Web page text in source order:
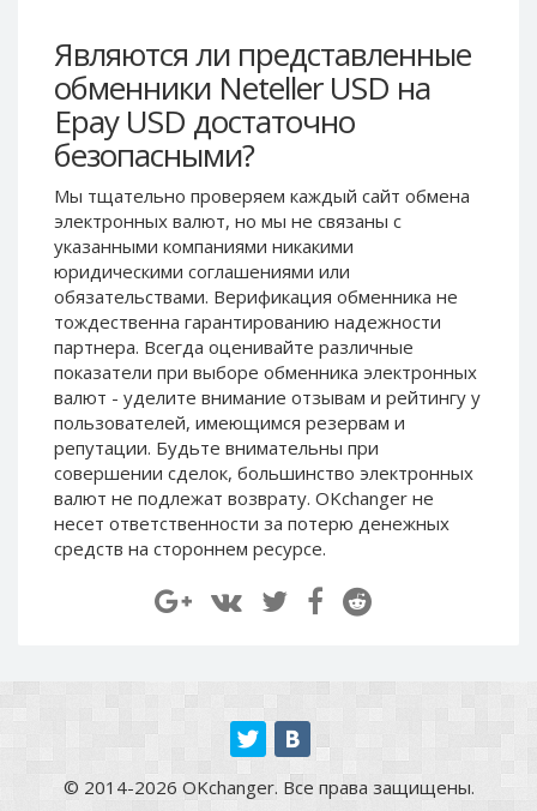
Являются ли представленные
обменники Neteller USD на
Epay USD достаточно
безопасными?
Мы тщательно проверяем каждый сайт обмена
электронных валют, но мы не связаны c
указанными компаниями никакими
юридическими соглашениями или
обязательствами. Верификация обменника не
тождественна гарантированию надежности
партнера. Всегда оценивайте различные
показатели при выборе обменника электронных
валют - уделите внимание отзывам и рейтингу у
пользователей, имеющимся резервам и
репутации. Будьте внимательны при
совершении сделок, большинство электронных
валют не подлежат возврату. OKchanger не
несет ответственности за потерю денежных
средств на стороннем ресурсе.
Neteller SEK
PaySera USD
PaySera EUR
PaySera PLN
AliPay CNY
UnionPay CNY
Paymer USD
Paymer RUB
Paymer UAH
Capitalist USD
Capitalist RUB
Capitalist EUR
Payoneer USD
Payoneer EUR
(BUSD)
Piastrix USD
Piastrix EUR
Neteller SEK
PaySera USD
PaySera EUR
AliPay CNY
UnionPay CNY
Paymer USD
Paymer RUB
Paymer UAH
Capitalist USD
Capitalist RUB
Capitalist EUR
Payoneer USD
Payoneer EUR
Revolut Binance USD
(BUSD)
Revolut USD
Global24 UAH
© 2014-2026 OKchanger. Все права защищены.